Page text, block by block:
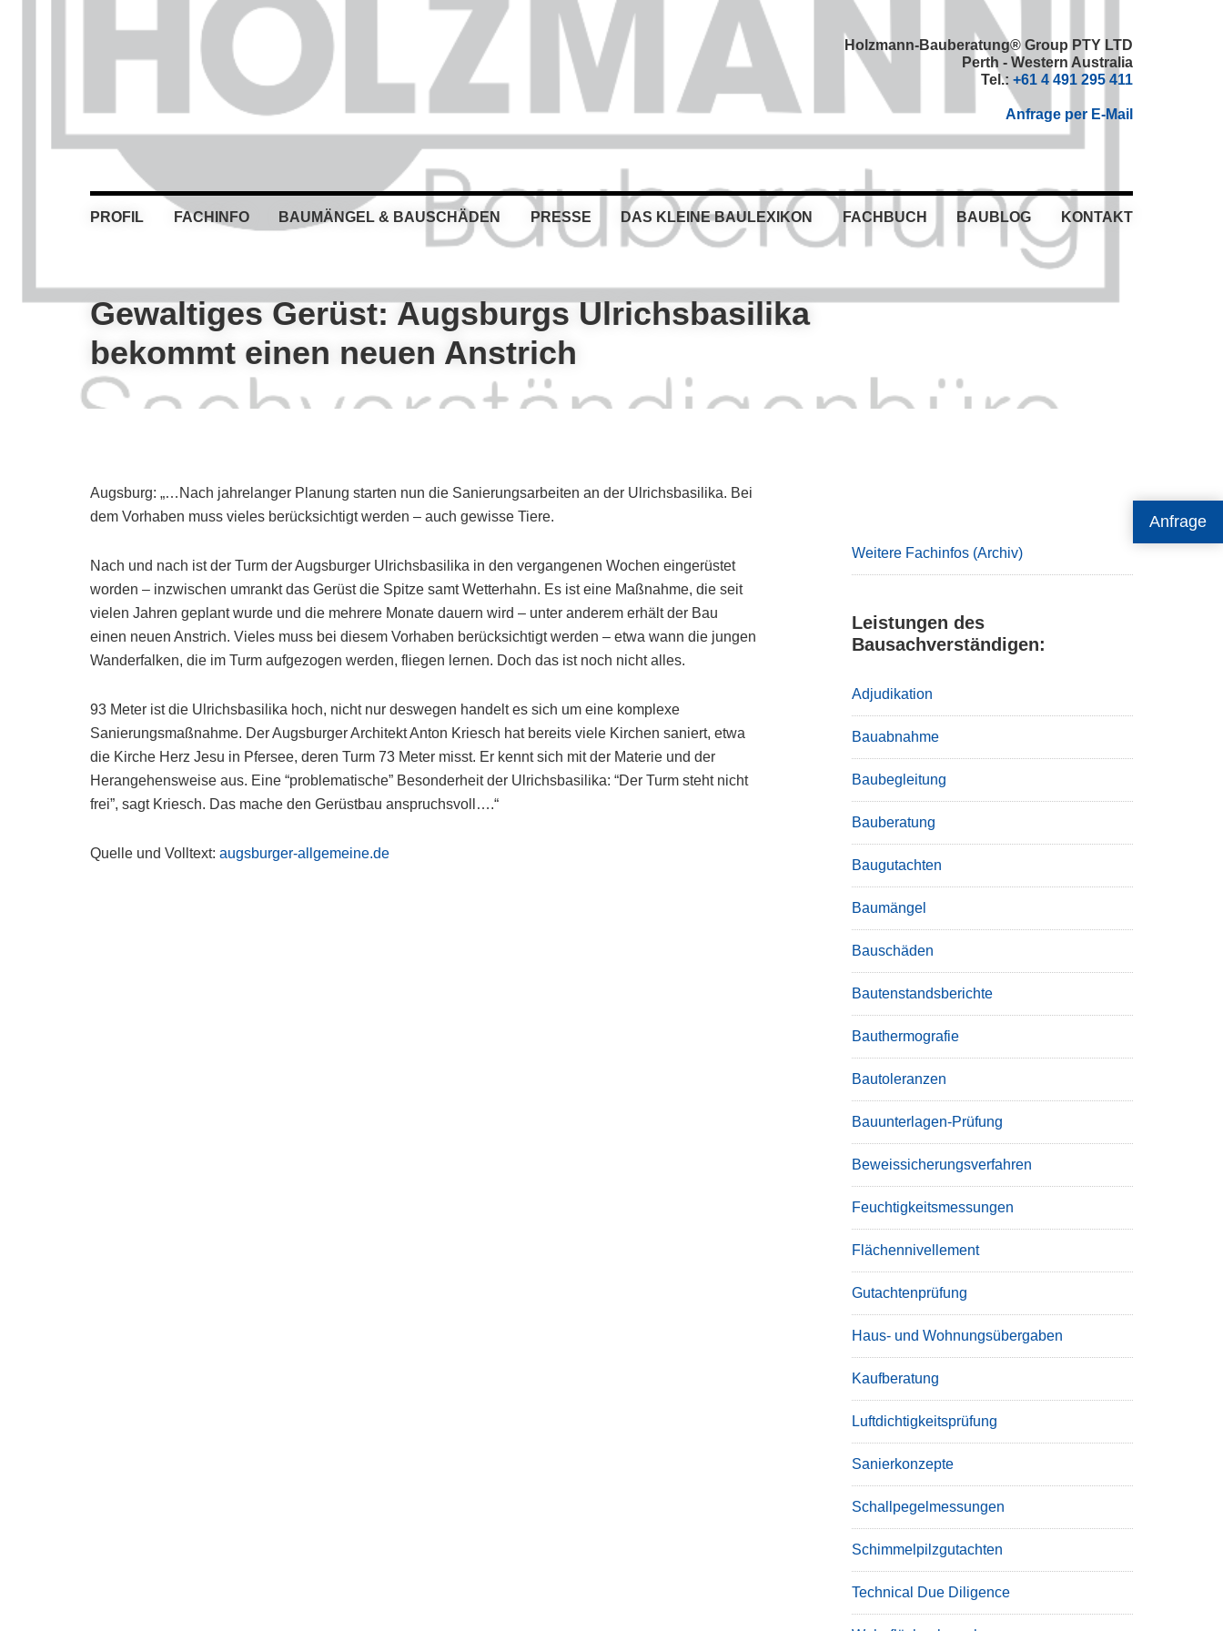
Anfrage
Holzmann-Bauberatung® Group PTY LTD
Perth - Western Australia
Tel.: +61 4 491 295 411
Anfrage per E-Mail
PROFIL FACHINFO BAUMÄNGEL & BAUSCHÄDEN PRESSE DAS KLEINE BAULEXIKON FACHBUCH BAUBLOG KONTAKT
Gewaltiges Gerüst: Augsburgs Ulrichsbasilika
bekommt einen neuen Anstrich
Augsburg: „…Nach jahrelanger Planung starten nun die Sanierungsarbeiten an der Ulrichsbasilika. Bei
dem Vorhaben muss vieles berücksichtigt werden – auch gewisse Tiere.
Nach und nach ist der Turm der Augsburger Ulrichsbasilika in den vergangenen Wochen eingerüstet
worden – inzwischen umrankt das Gerüst die Spitze samt Wetterhahn. Es ist eine Maßnahme, die seit
vielen Jahren geplant wurde und die mehrere Monate dauern wird – unter anderem erhält der Bau
einen neuen Anstrich. Vieles muss bei diesem Vorhaben berücksichtigt werden – etwa wann die jungen
Wanderfalken, die im Turm aufgezogen werden, fliegen lernen. Doch das ist noch nicht alles.
93 Meter ist die Ulrichsbasilika hoch, nicht nur deswegen handelt es sich um eine komplexe
Sanierungsmaßnahme. Der Augsburger Architekt Anton Kriesch hat bereits viele Kirchen saniert, etwa
die Kirche Herz Jesu in Pfersee, deren Turm 73 Meter misst. Er kennt sich mit der Materie und der
Herangehensweise aus. Eine “problematische” Besonderheit der Ulrichsbasilika: “Der Turm steht nicht
frei”, sagt Kriesch. Das mache den Gerüstbau anspruchsvoll….“
Quelle und Volltext:augsburger-allgemeine.de
Weitere Fachinfos (Archiv)
Leistungen des
Bausachverständigen:
Adjudikation
Bauabnahme
Baubegleitung
Bauberatung
Baugutachten
Baumängel
Bauschäden
Bautenstandsberichte
Bauthermografie
Bautoleranzen
Bauunterlagen-Prüfung
Beweissicherungsverfahren
Feuchtigkeitsmessungen
Flächennivellement
Gutachtenprüfung
Haus- und Wohnungsübergaben
Kaufberatung
Luftdichtigkeitsprüfung
Sanierkonzepte
Schallpegelmessungen
Schimmelpilzgutachten
Technical Due Diligence